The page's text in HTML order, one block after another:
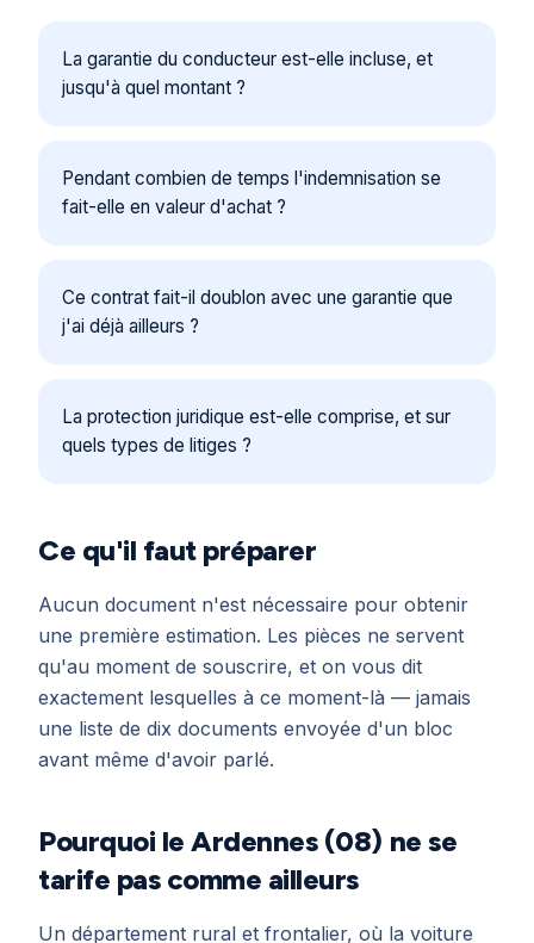
La garantie du conducteur est-elle incluse, et
jusqu'à quel montant ?
Pendant combien de temps l'indemnisation se
fait-elle en valeur d'achat ?
Ce contrat fait-il doublon avec une garantie que
j'ai déjà ailleurs ?
La protection juridique est-elle comprise, et sur
quels types de litiges ?
Ce qu'il faut préparer
Aucun document n'est nécessaire pour obtenir
une première estimation. Les pièces ne servent
qu'au moment de souscrire, et on vous dit
exactement lesquelles à ce moment-là — jamais
une liste de dix documents envoyée d'un bloc
avant même d'avoir parlé.
Pourquoi le Ardennes (08) ne se
tarife pas comme ailleurs
Un département rural et frontalier, où la voiture